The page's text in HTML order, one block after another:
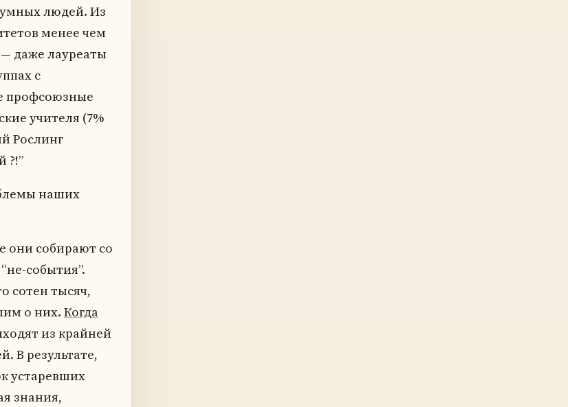
людей. Из
менее чем
даже лауреаты
с
профсоюзные
учителя (7%
Рослинг
?!”
наших
они собирают со
события”.
сотен тысяч,
о них. Когда
из крайней
В результате,
устаревших
знания,